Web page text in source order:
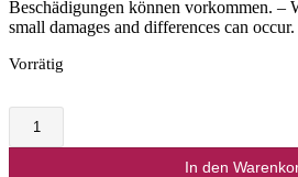
Beschädigungen können vorkommen. –
small damages and differences can occur.
Vorrätig
Menge
In den